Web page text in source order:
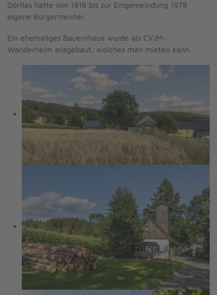
Dörflas hatte von 1818 bis zur Eingemeindung 1978
eigene Bürgermeister.
Ein ehemaliges Bauernhaus wurde als CVJM-
Wanderheim ausgebaut, welches man mieten kann.